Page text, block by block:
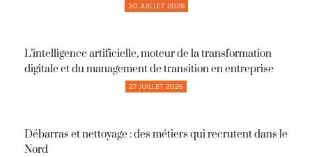
30 JUILLET 2026
L’intelligence artificielle, moteur de la transformation
digitale et du management de transition en entreprise
27 JUILLET 2026
Débarras et nettoyage : des métiers qui recrutent dans le
Nord